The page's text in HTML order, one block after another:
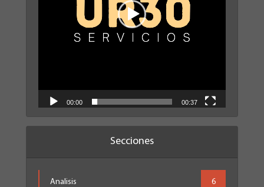
00:00 00:37
Secciones
Analisis 6